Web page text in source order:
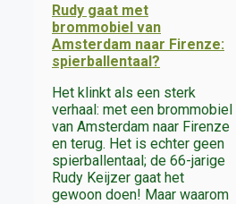
Rudy gaat met
brommobiel van
Amsterdam naar Firenze:
spierballentaal?
Het klinkt als een sterk
verhaal: met een brommobiel
van Amsterdam naar Firenze
en terug. Het is echter geen
spierballentaal; de 66-jarige
Rudy Keijzer gaat het
gewoon doen! Maar waarom